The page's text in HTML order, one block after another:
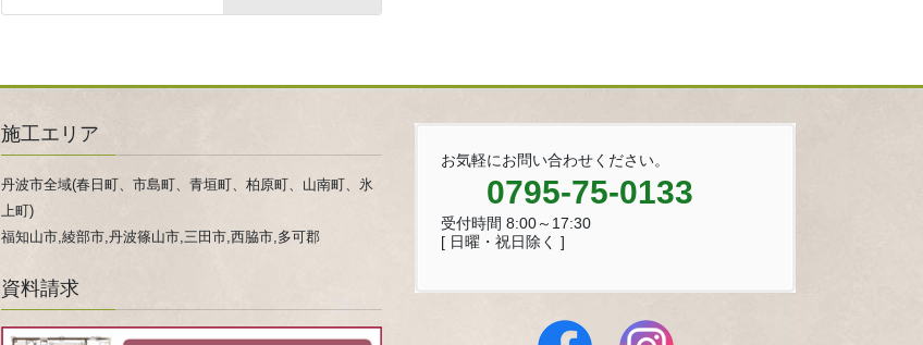
施工エリア
丹波市全域(春日町、市島町、青垣町、柏原町、山南町、氷
上町)
福知山市,綾部市,丹波篠山市,三田市,西脇市,多可郡
資料請求
お気軽にお問い合わせください。
0795-75-0133
受付時間 8:00～17:30
[ 日曜・祝日除く ]